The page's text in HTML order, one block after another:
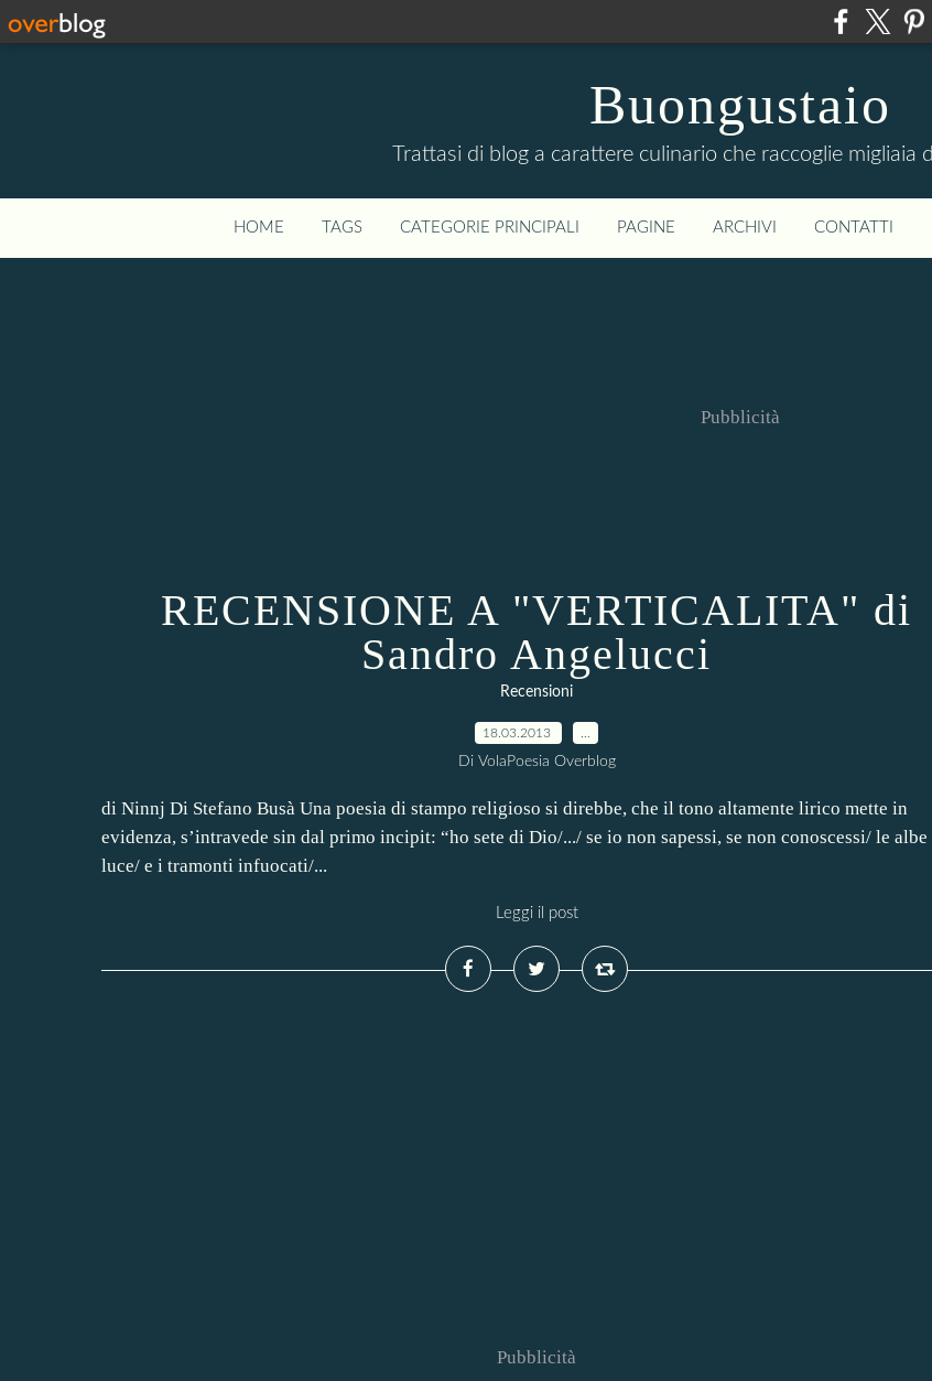
Buongustaio
Trattasi di blog a carattere culinario che raccoglie migliaia
HOME TAGS CATEGORIE PRINCIPALI PAGINE ARCHIVI CONTATTI
Pubblicità
RECENSIONE A "VERTICALITA" di
Sandro Angelucci
Recensioni
18.03.2013
Di VolaPoesia Overblog
di Ninnj Di Stefano Busà Una poesia di stampo religioso si direbbe, che il tono altamente lirico mette in
evidenza, s’intravede sin dal primo incipit: “ho sete di Dio/.../ se io non sapessi, se non conoscessi/ le
luce/ e i tramonti infuocati/...
Leggi il post
Pubblicità